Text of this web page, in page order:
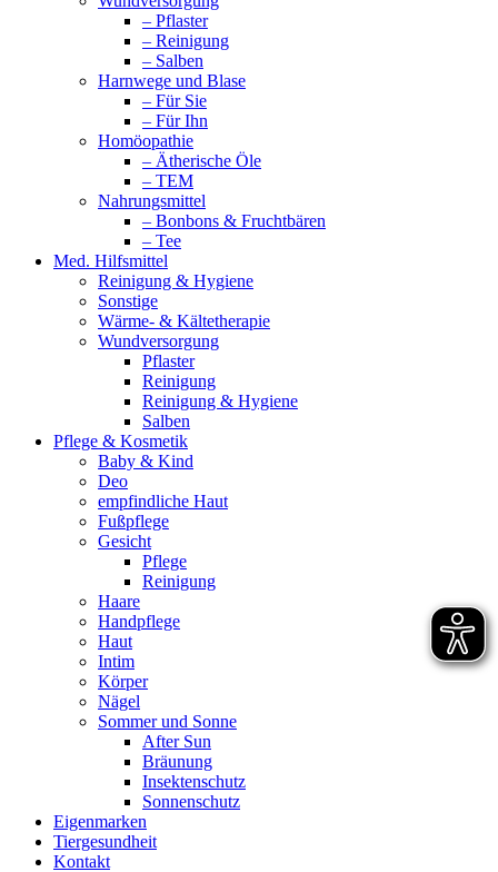
– Pflaster
– Reinigung
– Salben
Harnwege und Blase
– Für Sie
– Für Ihn
Homöopathie
– Ätherische Öle
– TEM
Nahrungsmittel
– Bonbons & Fruchtbären
– Tee
Med. Hilfsmittel
Reinigung & Hygiene
Sonstige
Wärme- & Kältetherapie
Wundversorgung
Pflaster
Reinigung
Reinigung & Hygiene
Salben
Pflege & Kosmetik
Baby & Kind
Deo
empfindliche Haut
Fußpflege
Gesicht
Pflege
Reinigung
Haare
Handpflege
Haut
Intim
Körper
Nägel
Sommer und Sonne
After Sun
Bräunung
Insektenschutz
Sonnenschutz
Eigenmarken
Tiergesundheit
Kontakt